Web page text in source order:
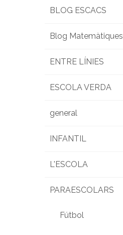
BLOG ESCACS
Blog Matemàtiques
ENTRE LÍNIES
ESCOLA VERDA
general
INFANTIL
L'ESCOLA
PARAESCOLARS
Fútbol